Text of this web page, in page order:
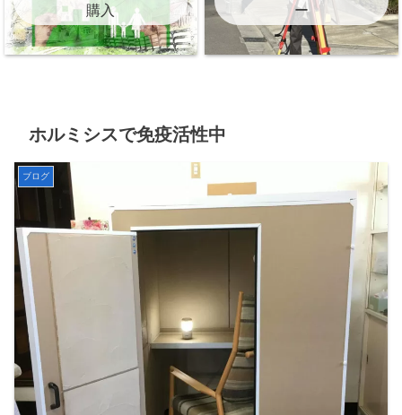
購入
ー
ホルミシスで免疫活性中
ブログ